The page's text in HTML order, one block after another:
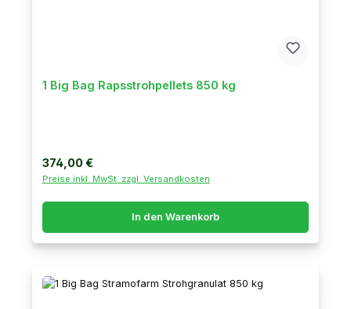
1 Big Bag Rapsstrohpellets 850 kg
Regulärer Preis:
374,00 €
Preise inkl. MwSt. zzgl. Versandkosten
In den Warenkorb